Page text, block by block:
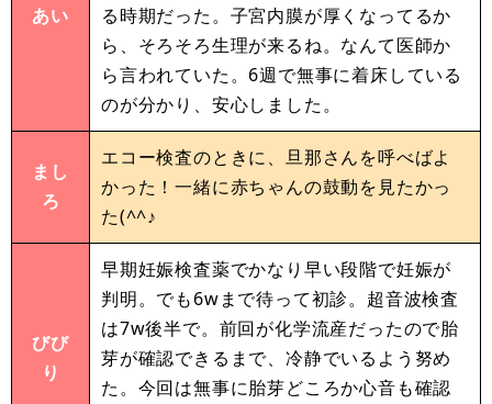
あい
る時期だった。子宮内膜が厚くなってるか
ら、そろそろ生理が来るね。なんて医師か
ら言われていた。6週で無事に着床している
のが分かり、安心しました。
まし
ろ
エコー検査のときに、旦那さんを呼べばよ
かった！一緒に赤ちゃんの鼓動を見たかっ
た(^^♪
びび
り
早期妊娠検査薬でかなり早い段階で妊娠が
判明。でも6wまで待って初診。超音波検査
は7w後半で。前回が化学流産だったので胎
芽が確認できるまで、冷静でいるよう努め
た。今回は無事に胎芽どころか心音も確認